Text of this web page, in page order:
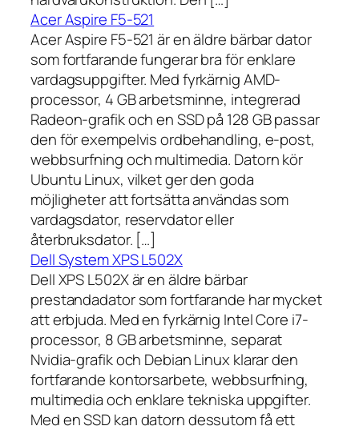
Acer Aspire F5-521
Acer Aspire F5-521 är en äldre bärbar dator
som fortfarande fungerar bra för enklare
vardagsuppgifter. Med fyrkärnig AMD-
processor, 4 GB arbetsminne, integrerad
Radeon-grafik och en SSD på 128 GB passar
den för exempelvis ordbehandling, e-post,
webbsurfning och multimedia. Datorn kör
Ubuntu Linux, vilket ger den goda
möjligheter att fortsätta användas som
vardagsdator, reservdator eller
återbruksdator. […]
Dell System XPS L502X
Dell XPS L502X är en äldre bärbar
prestandadator som fortfarande har mycket
att erbjuda. Med en fyrkärnig Intel Core i7-
processor, 8 GB arbetsminne, separat
Nvidia-grafik och Debian Linux klarar den
fortfarande kontorsarbete, webbsurfning,
multimedia och enklare tekniska uppgifter.
Med en SSD kan datorn dessutom få ett